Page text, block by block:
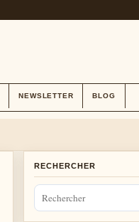
NEWSLETTER BLOG
RECHERCHER